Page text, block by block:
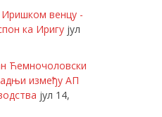
венцу -
ка Иригу јул
Ћемночоловски
између АП
јул 14,